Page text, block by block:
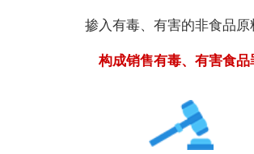
掺入有毒、有害的非食品原
构成销售有毒、有害食品